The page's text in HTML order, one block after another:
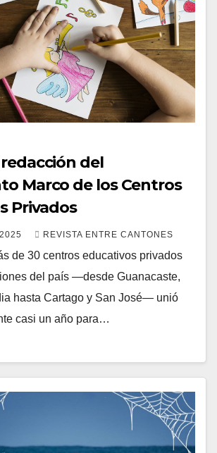
del
Marco de los Centros
Privados
REVISTA ENTRE CANTONES
de 30 centros educativos privados
del país —desde Guanacaste,
hasta Cartago y San José— unió
casi un año para…